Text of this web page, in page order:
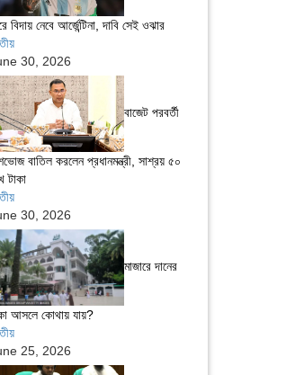
বিদায় নেবে আর্জেন্টিনা, দাবি সেই ওঝার
30, 2026
বাজেট পরবর্তী
বাতিল করলেন প্রধানমন্ত্রী, সাশ্রয় ৫০
টাকা
30, 2026
মাজারে দানের
আসলে কোথায় যায়?
25, 2026